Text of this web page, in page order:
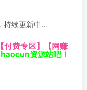
持续更新中…
【付费专区】 【网赚
资源站吧！